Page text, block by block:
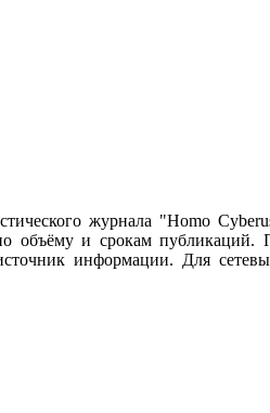
журнала "Homo
и срокам публикаций.
информации. Для